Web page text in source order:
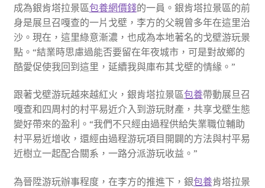
成為銀肯塔拉景區包養網價錢的一員。銀肯塔拉景區的前
身是展旦召嘎查的一片戈壁，李方的父親曾多年在這里治
沙。現在，這里綠意漸濃，也成為本地著名的戈壁游玩景
點。“結業時思慮過能否要留在年夜城市，可是對故鄉的
酷愛促使我回到這里，延續我與庫布其戈壁的情緣。”
跟著戈壁游玩越來越紅火，銀肯塔拉景區包養帶動展旦召
嘎查和四周村的村平易近介入到游玩財產，共享戈壁生態
變好帶來的盈利。“我們不只經由過程供給失業職位輔助
村平易近增收，還經由過程游玩項目開闢的方法與村平易
近樹立一起配合關系，一路分派游玩收益。”
為晉陞游玩辦事程度，在李方的推進下，銀包養肯塔拉景